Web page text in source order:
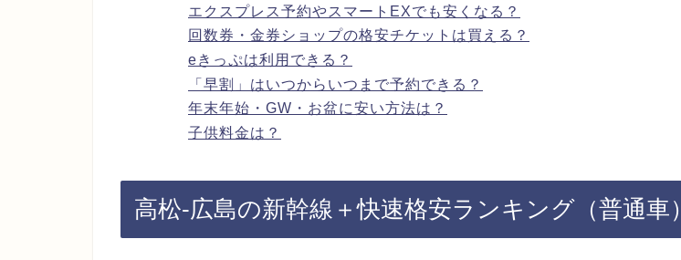
エクスプレス予約やスマートEXでも安くなる？
回数券・金券ショップの格安チケットは買える？
eきっぷは利用できる？
「早割」はいつからいつまで予約できる？
年末年始・GW・お盆に安い方法は？
子供料金は？
高松-広島の新幹線＋快速格安ランキング（普通車）